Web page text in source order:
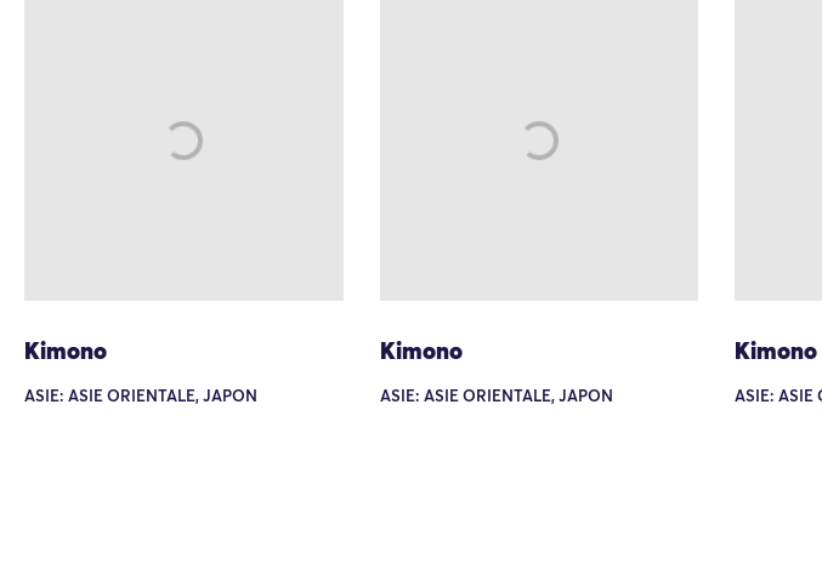
Kimono
ASIE: ASIE ORIENTALE, JAPON
Kimono
ASIE: ASIE ORIENTALE, JAPON
Kimono
ASIE: ASIE